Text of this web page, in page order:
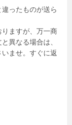
ったものが送ら
ますが、万一商
異なる場合は、
ませ。すぐに返